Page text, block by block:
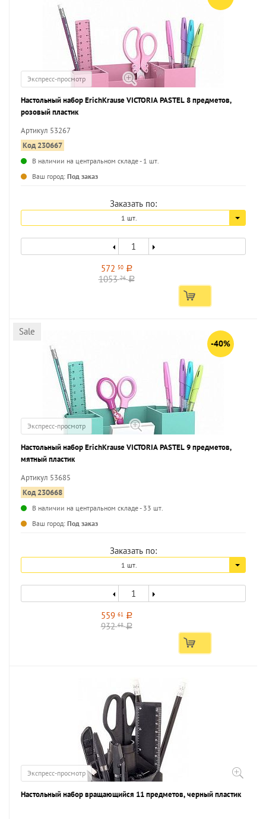
Экспресс-просмотр
Настольный набор ErichKrause VICTORIA PASTEL 8 предметов,
розовый пластик
Артикул 53267
Код 230667
В наличии на центральном складе - 1 шт.
Ваш город: Под заказ
Заказать по:
1 шт.
572 50 a
105326 a
Sale
-40%
Экспресс-просмотр
Настольный набор ErichKrause VICTORIA PASTEL 9 предметов,
мятный пластик
Артикул 53685
Код 230668
В наличии на центральном складе - 33 шт.
Ваш город: Под заказ
Заказать по:
1 шт.
559 61 a
93268 a
Экспресс-просмотр
Настольный набор вращающийся 11 предметов, черный пластик